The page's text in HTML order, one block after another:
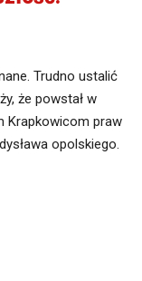
Trudno ustalić
że powstał w
Krapkowicom praw
opolskiego.